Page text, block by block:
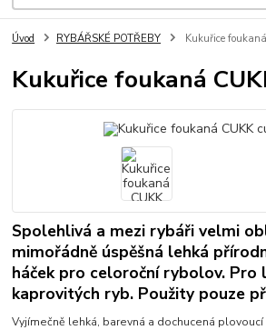
Úvod RYBÁŘSKÉ POTŘEBY Kukuřice
Kukuřice foukaná
Spolehlivá a mezi rybáři velmi
mimořádně úspěšná lehká
háček pro celoroční rybolov. Pro
kaprovitých ryb. Použity pouze
Vyjímečně lehká, barevná a dochucená